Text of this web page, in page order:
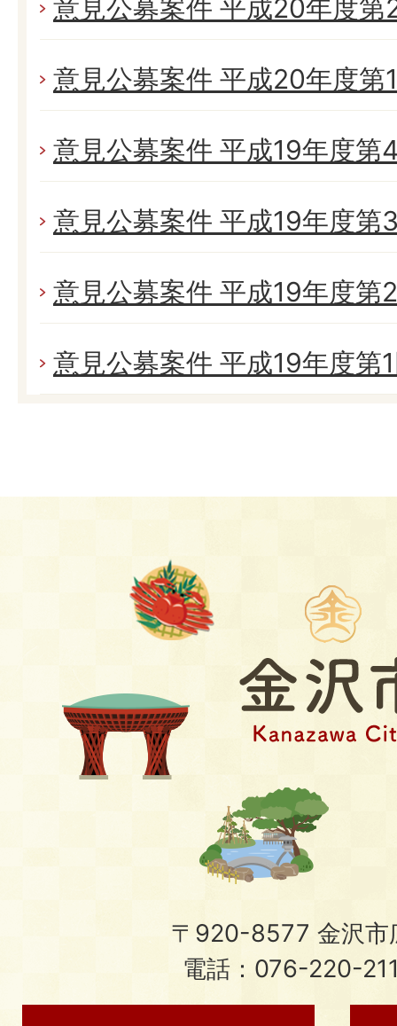
意見公募案件 平成20年度第
意見公募案件 平成20年度第
意見公募案件 平成19年度第
意見公募案件 平成19年度第
意見公募案件 平成19年度第
意見公募案件 平成19年度第
〒920-8577 金沢市
電話：076-220-